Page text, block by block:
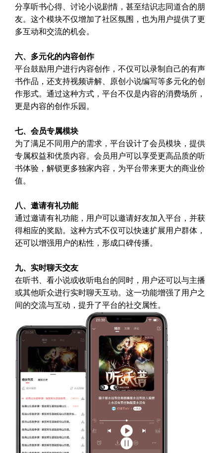
分享听书心得、讨论小说剧情，甚至结识志同道合的朋
友。这个模块不仅增加了社区氛围，也为用户提供了更
多互动和交流的机会。
六、多元化的内容创作
平台鼓励用户进行内容创作，不仅可以录制自己的有声
书作品，还支持视频讲解、原创小说编写等多元化的创
作形式。通过这种方式，平台不仅是内容的消费场所，
更是内容的创作乐园。
七、会员专属模块
为了满足不同用户的需求，平台设计了会员模块，提供
专属权益和优质内容。会员用户可以享受更高品质的听
书体验，解锁更多独家内容，为平台带来更大的商业价
值。
八、邀请有礼功能
通过邀请有礼功能，用户可以邀请好友加入平台，并获
得相应的奖励。这种方式不仅可以快速扩展用户群体，
还可以增强用户的粘性，形成口碑传播。
九、实时聊天交友
在听书、看小说或收听电台的同时，用户还可以与主播
或其他听众进行实时聊天互动。这一功能增强了用户之
间的交流与互动，提升了平台的社交属性。